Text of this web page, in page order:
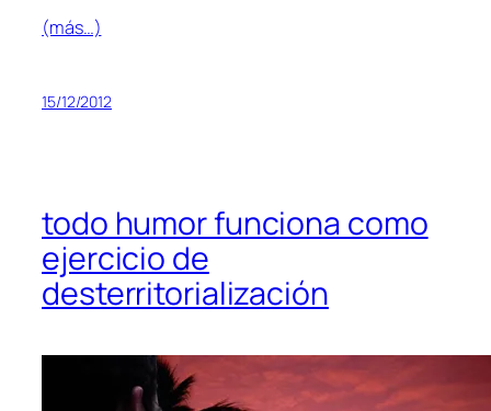
(más…)
15/12/2012
todo humor funciona como
ejercicio de
desterritorialización